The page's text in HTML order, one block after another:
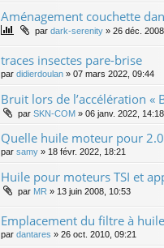
Aménagement couchette
par dark-serenity » 26 déc.
traces insectes pare-brise
par didierdoulan » 07 mars 2022, 09:44
Bruit lors de l’accélération «
par SKN-COM » 06 janv. 2022, 14:18
Quelle huile moteur pour 2.0
par samy » 18 févr. 2022, 18:21
Huile pour moteurs TSI et
par MR » 13 juin 2008, 10:53
Emplacement du filtre à huile
par dantares » 26 oct. 2010, 09:21